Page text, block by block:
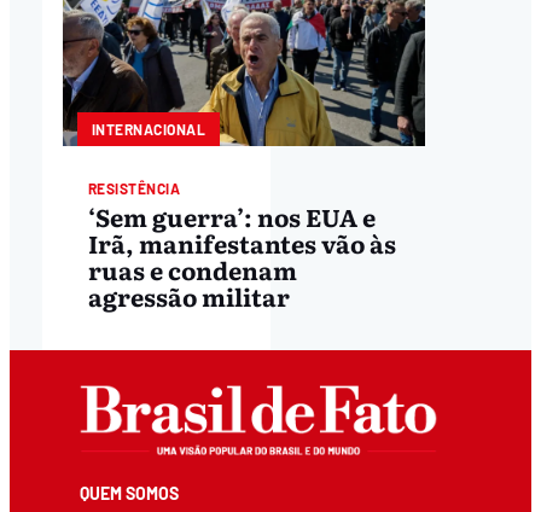
INTERNACIONAL
RESISTÊNCIA
‘Sem guerra’: nos EUA e
Irã, manifestantes vão às
ruas e condenam
agressão militar
QUEM SOMOS